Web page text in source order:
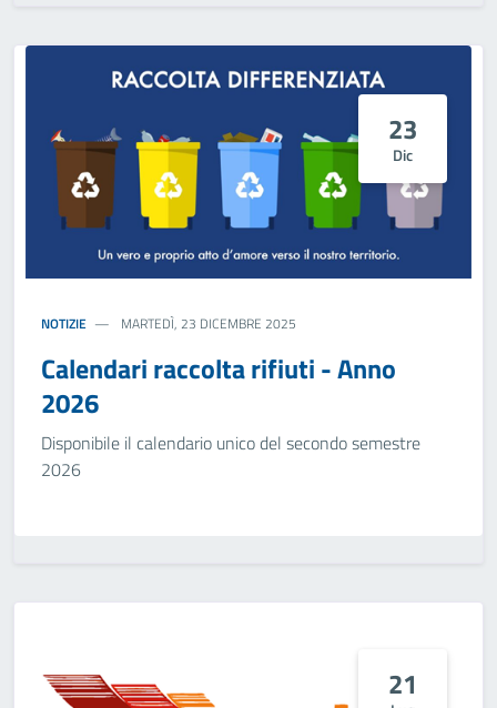
23
Dic
NOTIZIE MARTEDÌ, 23 DICEMBRE 2025
Calendari raccolta rifiuti - Anno
2026
Disponibile il calendario unico del secondo semestre
2026
21